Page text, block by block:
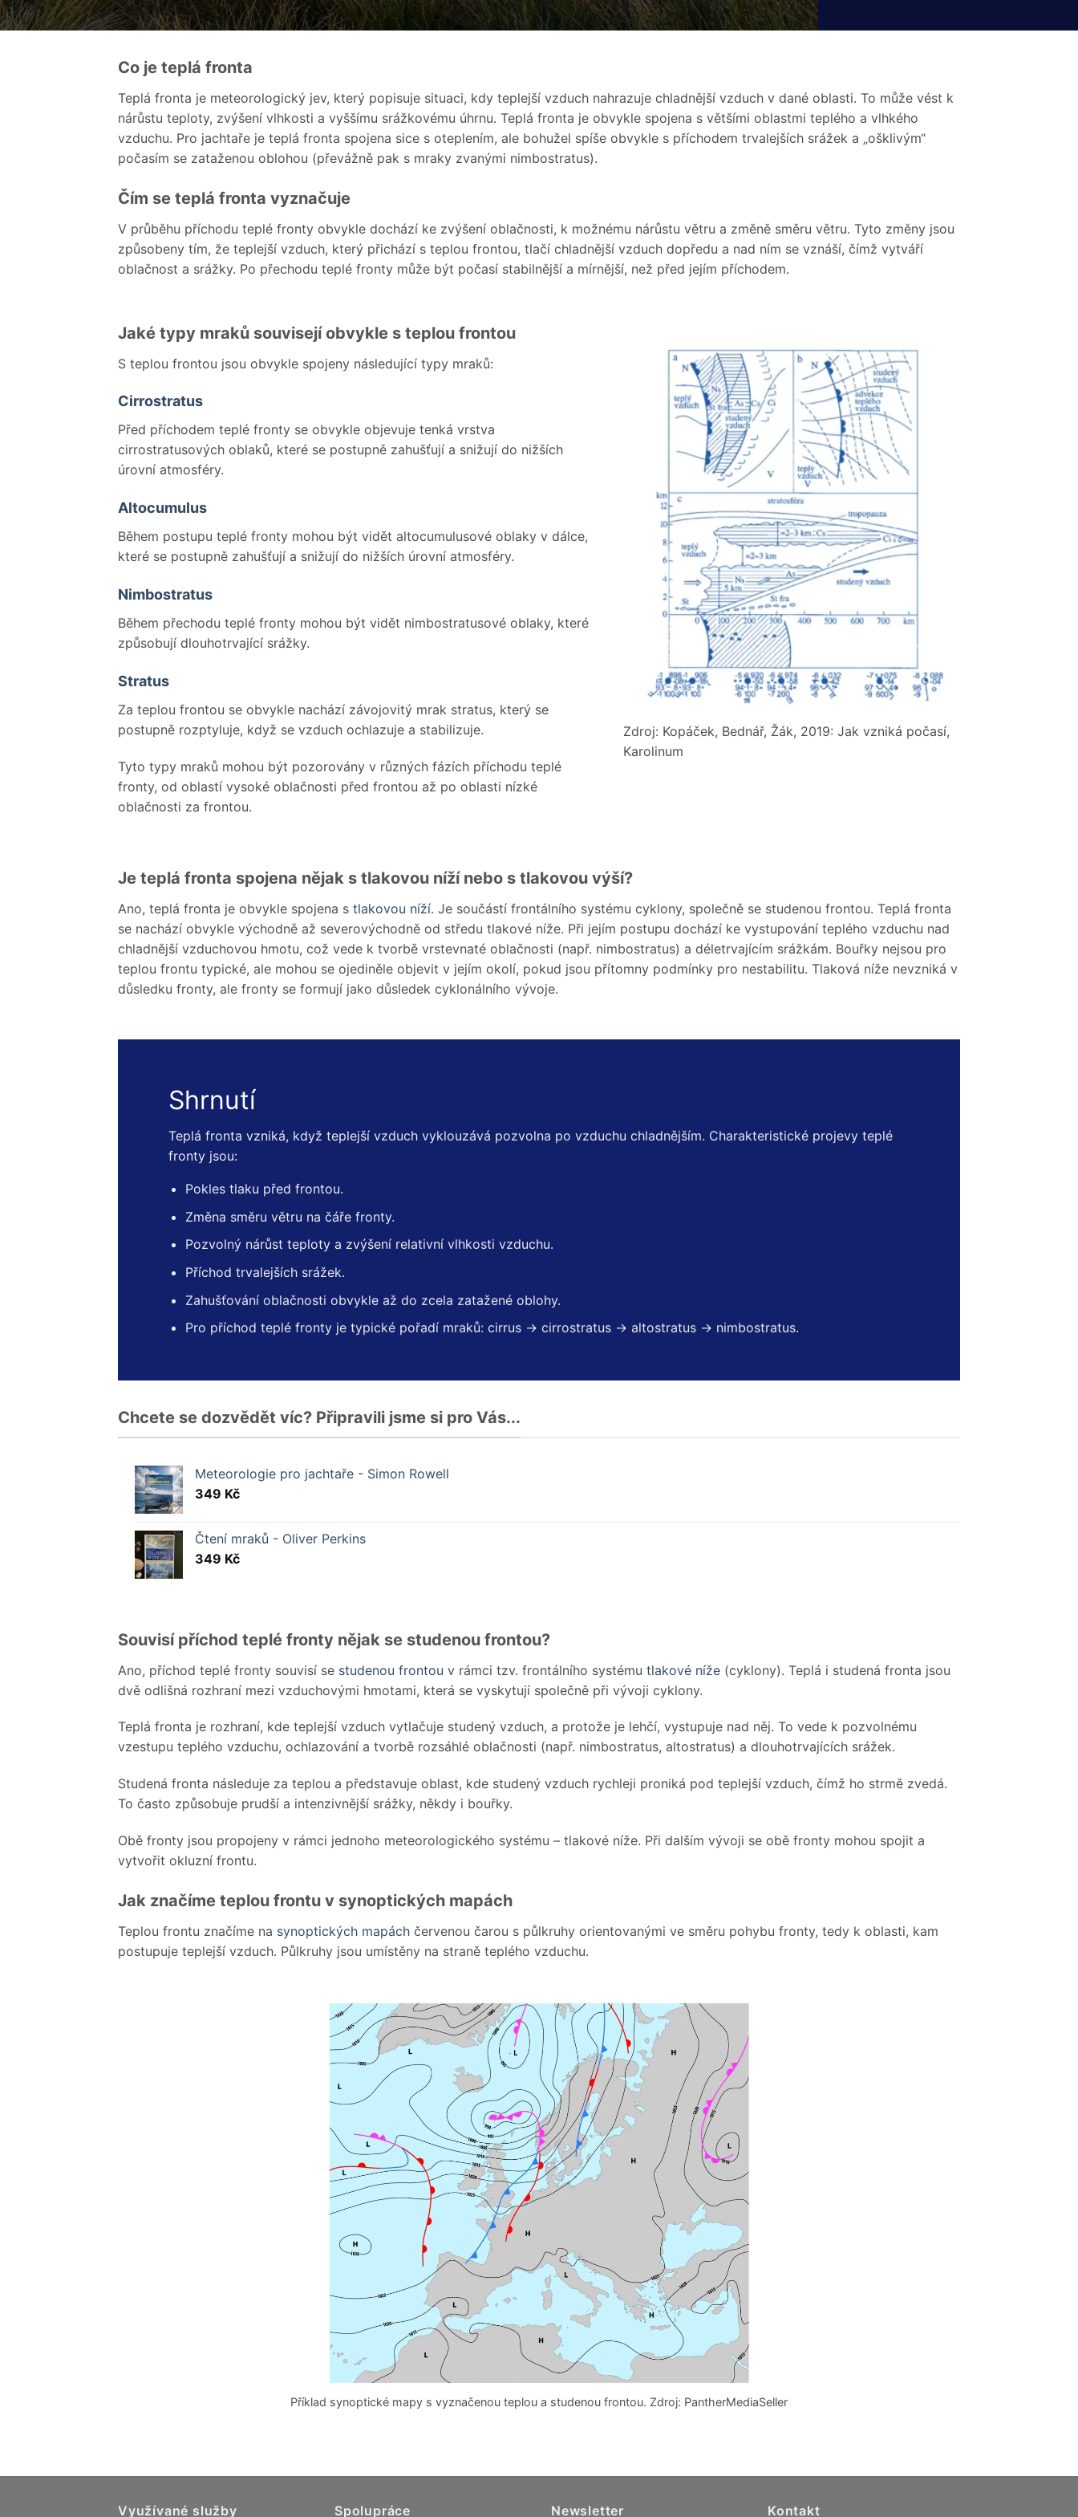
Co je teplá fronta
Teplá fronta je meteorologický jev, který popisuje situaci, kdy teplejší vzduch nahrazuje chladnější vzduch v dané oblasti. To může vést k
nárůstu teploty, zvýšení vlhkosti a vyššímu srážkovému úhrnu. Teplá fronta je obvykle spojena s většími oblastmi teplého a vlhkého
vzduchu. Pro jachtaře je teplá fronta spojena sice s oteplením, ale bohužel spíše obvykle s příchodem trvalejších srážek a „ošklivým“
počasím se zataženou oblohou (převážně pak s mraky zvanými nimbostratus).
Čím se teplá fronta vyznačuje
V průběhu příchodu teplé fronty obvykle dochází ke zvýšení oblačnosti, k možnému nárůstu větru a změně směru větru. Tyto změny jsou
způsobeny tím, že teplejší vzduch, který přichází s teplou frontou, tlačí chladnější vzduch dopředu a nad ním se vznáší, čímž vytváří
oblačnost a srážky. Po přechodu teplé fronty může být počasí stabilnější a mírnější, než před jejím příchodem.
Jaké typy mraků souvisejí obvykle s teplou frontou
S teplou frontou jsou obvykle spojeny následující typy mraků:
Cirrostratus
Před příchodem teplé fronty se obvykle objevuje tenká vrstva
cirrostratusových oblaků, které se postupně zahušťují a snižují do nižších
úrovní atmosféry.
Altocumulus
Během postupu teplé fronty mohou být vidět altocumulusové oblaky v dálce,
které se postupně zahušťují a snižují do nižších úrovní atmosféry.
Nimbostratus
Během přechodu teplé fronty mohou být vidět nimbostratusové oblaky, které
způsobují dlouhotrvající srážky.
Stratus
Za teplou frontou se obvykle nachází závojovitý mrak stratus, který se
postupně rozptyluje, když se vzduch ochlazuje a stabilizuje.
Tyto typy mraků mohou být pozorovány v různých fázích příchodu teplé
fronty, od oblastí vysoké oblačnosti před frontou až po oblasti nízké
oblačnosti za frontou.
Zdroj: Kopáček, Bednář, Žák, 2019: Jak vzniká počasí,
Karolinum
Je teplá fronta spojena nějak s tlakovou níží nebo s tlakovou výší?
Ano, teplá fronta je obvykle spojena s tlakovou níží. Je součástí frontálního systému cyklony, společně se studenou frontou. Teplá fronta
se nachází obvykle východně až severovýchodně od středu tlakové níže. Při jejím postupu dochází ke vystupování teplého vzduchu nad
chladnější vzduchovou hmotu, což vede k tvorbě vrstevnaté oblačnosti (např. nimbostratus) a déletrvajícím srážkám. Bouřky nejsou pro
teplou frontu typické, ale mohou se ojediněle objevit v jejím okolí, pokud jsou přítomny podmínky pro nestabilitu. Tlaková níže nevzniká v
důsledku fronty, ale fronty se formují jako důsledek cyklonálního vývoje.
Shrnutí
Teplá fronta vzniká, když teplejší vzduch vyklouzává pozvolna po vzduchu chladnějším. Charakteristické projevy teplé
fronty jsou:
Pokles tlaku před frontou.
Změna směru větru na čáře fronty.
Pozvolný nárůst teploty a zvýšení relativní vlhkosti vzduchu.
Příchod trvalejších srážek.
Zahušťování oblačnosti obvykle až do zcela zatažené oblohy.
Pro příchod teplé fronty je typické pořadí mraků: cirrus -> cirrostratus -> altostratus -> nimbostratus.
Chcete se dozvědět víc? Připravili jsme si pro Vás...
Meteorologie pro jachtaře - Simon Rowell
349 Kč
Čtení mraků - Oliver Perkins
349 Kč
Souvisí příchod teplé fronty nějak se studenou frontou?
Ano, příchod teplé fronty souvisí se studenou frontou v rámci tzv. frontálního systému tlakové níže (cyklony). Teplá i studená fronta jsou
dvě odlišná rozhraní mezi vzduchovými hmotami, která se vyskytují společně při vývoji cyklony.
Teplá fronta je rozhraní, kde teplejší vzduch vytlačuje studený vzduch, a protože je lehčí, vystupuje nad něj. To vede k pozvolnému
vzestupu teplého vzduchu, ochlazování a tvorbě rozsáhlé oblačnosti (např. nimbostratus, altostratus) a dlouhotrvajících srážek.
Studená fronta následuje za teplou a představuje oblast, kde studený vzduch rychleji proniká pod teplejší vzduch, čímž ho strmě zvedá.
To často způsobuje prudší a intenzivnější srážky, někdy i bouřky.
Obě fronty jsou propojeny v rámci jednoho meteorologického systému – tlakové níže. Při dalším vývoji se obě fronty mohou spojit a
vytvořit okluzní frontu.
Jak značíme teplou frontu v synoptických mapách
Teplou frontu značíme na synoptických mapách červenou čarou s půlkruhy orientovanými ve směru pohybu fronty, tedy k oblasti, kam
postupuje teplejší vzduch. Půlkruhy jsou umístěny na straně teplého vzduchu.
Příklad synoptické mapy s vyznačenou teplou a studenou frontou. Zdroj: PantherMediaSeller
Využívané služby Spolupráce Newsletter Kontakt